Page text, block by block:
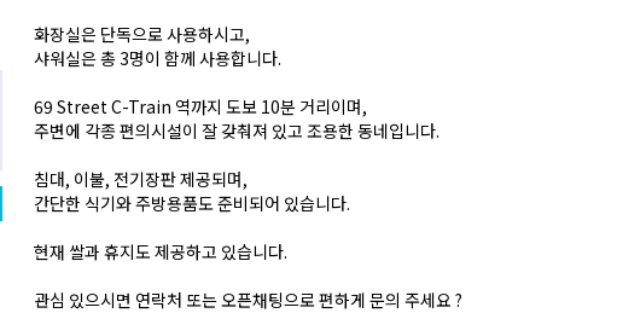
화장실은 단독으로 사용하시고,
샤워실은 총 3명이 함께 사용합니다.
69 Street C-Train 역까지 도보 10분 거리이며,
주변에 각종 편의시설이 잘 갖춰져 있고 조용한 동네입니다.
침대, 이불, 전기장판 제공되며,
간단한 식기와 주방용품도 준비되어 있습니다.
현재 쌀과 휴지도 제공하고 있습니다.
관심 있으시면 연락처 또는 오픈채팅으로 편하게 문의 주세요 ?